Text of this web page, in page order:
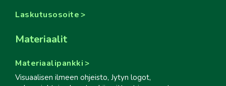
Laskutusosoite
Materiaalit
Materiaalipankki
Visuaalisen ilmeen ohjeisto, Jytyn logot,